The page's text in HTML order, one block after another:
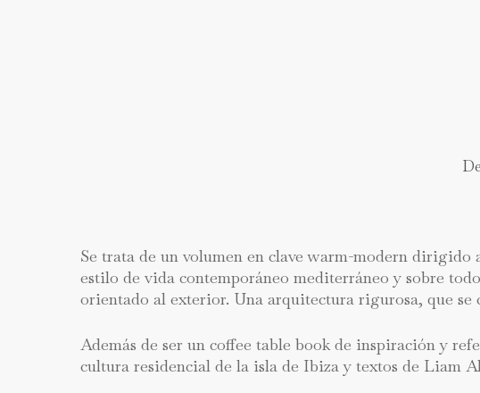
Se trata de un volumen en clave warm-modern dirigido
estilo de vida contemporáneo mediterráneo y sobre
orientado al exterior. Una arquitectura rigurosa, que
Además de ser un coffee table book de inspiración y
cultura residencial de la isla de Ibiza y textos de Liam